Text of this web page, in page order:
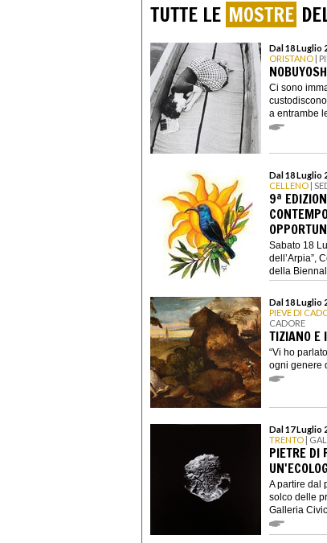
TUTTE LE MOSTRE
Dal 18 Luglio
ORISTANO |
Ci sono
a entrambe
Dal 18 Luglio
CELLENO |
9ª
Sabato 18
dell’Arpia”,
della
Dal 18 Luglio
PIEVE DI
CADORE
TIZIANO E
“Vi ho
ogni genere
Dal 17 Luglio
TRENTO |
PIETRE DI
A partire dal
solco delle
Galleria